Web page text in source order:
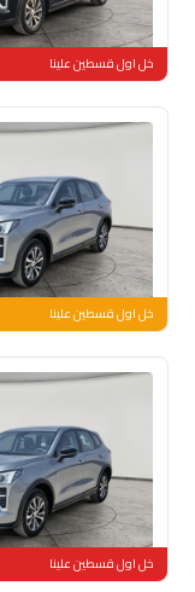
مستعملة 49,027 كم
خل اول قسطين علينا
مستعملة 37,888 كم
خل اول قسطين علينا
مستعملة 37,201 كم
خل اول قسطين علينا